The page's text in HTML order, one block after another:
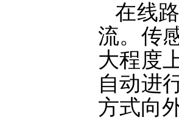
在线
流。传
大程度
自动进
方式向